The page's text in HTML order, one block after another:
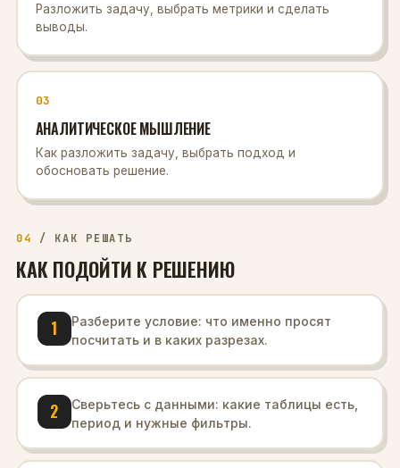
Разложить задачу, выбрать метрики и сделать
выводы.
03
АНАЛИТИЧЕСКОЕ МЫШЛЕНИЕ
Как разложить задачу, выбрать подход и
обосновать решение.
04 / КАК РЕШАТЬ
КАК ПОДОЙТИ К РЕШЕНИЮ
1
Разберите условие: что именно просят
посчитать и в каких разрезах.
2
Сверьтесь с данными: какие таблицы есть,
период и нужные фильтры.